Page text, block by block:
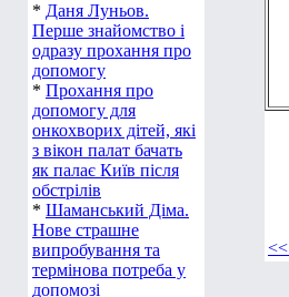
* Даня Луньов.
Перше знайомство і
одразу прохання про
допомогу
* Прохання про
допомогу для
онкохворих дітей, які
з вікон палат бачать
як палає Київ після
обстрілів
* Шаманський Діма.
Нове страшне
випробування та
термінова потреба у
допомозі
<<